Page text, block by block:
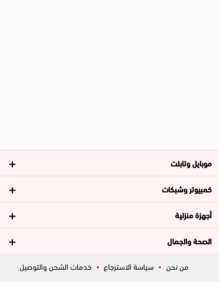
موبايل وتابلت
كمبيوتر وشبكات
أجهزة منزلية
الصحة والجمال
من نحن سياسة الاسترجاع
خدمات الشحن والتوصيل